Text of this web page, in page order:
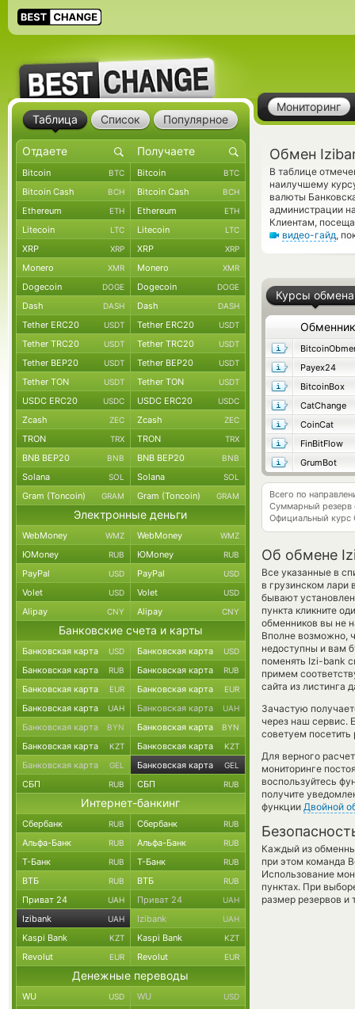
Мониторинг
Обмен
В таблице
наилучшему
валюты
администрации
Клиентам,
видео-гайд,
Курсы обмена
Обменник
Payex24
BitcoinBox
CatChange
CoinCat
FinBitFlow
GrumBot
Всего по
Суммарный резерв
Официальный курс
Об обмене
Все указанные в
в грузинском лари
бывают
пункта кликните
обменников вы не
Вполне возможно,
недоступны и вам
поменять Izi-bank
примем
сайта из листинга
Зачастую
через наш сервис.
советуем посетить
Для верного
мониторинге
воспользуйтесь
получите
функции Двойной
Каждый из
при этом команда
Использование
пунктах. При
размер резервов и
Таблица Список Популярное
Bitcoin BTC Bitcoin BTC
Bitcoin Cash BCH Bitcoin Cash BCH
Ethereum ETH Ethereum ETH
Litecoin LTC Litecoin LTC
XRP XRP XRP XRP
Monero XMR Monero XMR
Dogecoin DOGE Dogecoin DOGE
Dash DASH Dash DASH
Tether ERC20 USDT Tether ERC20 USDT
Tether TRC20 USDT Tether TRC20 USDT
Tether BEP20 USDT Tether BEP20 USDT
Tether TON USDT Tether TON USDT
USDC ERC20 USDC USDC ERC20 USDC
Zcash ZEC Zcash ZEC
TRON TRX TRON TRX
BNB BEP20 BNB BNB BEP20 BNB
Solana SOL Solana SOL
Gram (Toncoin) GRAM Gram (Toncoin) GRAM
Электронные деньги
WebMoney WMZ WebMoney WMZ
ЮMoney RUB ЮMoney RUB
PayPal USD PayPal USD
Volet USD Volet USD
Alipay CNY Alipay CNY
Банковские счета и карты
Банковская карта USD Банковская карта USD
Банковская карта RUB Банковская карта RUB
Банковская карта EUR Банковская карта EUR
Банковская карта UAH Банковская карта UAH
Банковская карта BYN Банковская карта BYN
Банковская карта KZT Банковская карта KZT
Банковская карта GEL Банковская карта GEL
СБП RUB СБП RUB
Интернет-банкинг
Сбербанк RUB Сбербанк RUB
Альфа-Банк RUB Альфа-Банк RUB
Т-Банк RUB Т-Банк RUB
ВТБ RUB ВТБ RUB
Приват 24 UAH Приват 24 UAH
Izibank UAH Izibank UAH
Kaspi Bank KZT Kaspi Bank KZT
Revolut EUR Revolut EUR
Денежные переводы
WU USD WU USD